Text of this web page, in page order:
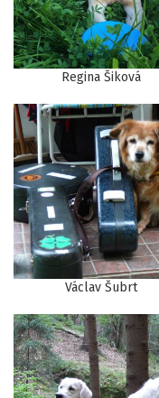
Regina Šiková
Václav Šubrt